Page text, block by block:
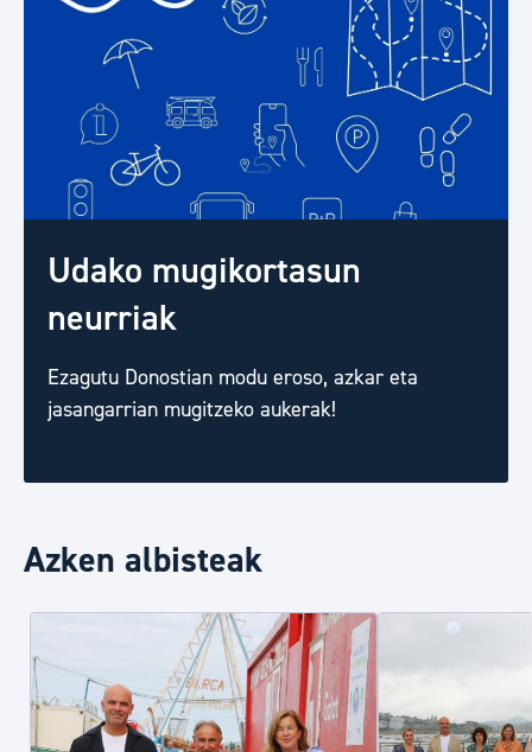
Udako mugikortasun
neurriak
Ezagutu Donostian modu eroso, azkar eta
jasangarrian mugitzeko aukerak!
Azken albisteak